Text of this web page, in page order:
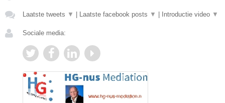
Laatste tweets ▼ Laatste facebook posts ▼ Introductie video ▼
Sociale media: